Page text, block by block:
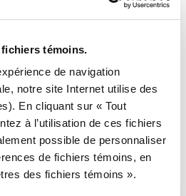
témoins.
de navigation
notre site Internet utilise des
En cliquant sur « Tout
à l’utilisation de ces fichiers
possible de personnaliser
de fichiers témoins, en
des fichiers témoins ».
du dossier